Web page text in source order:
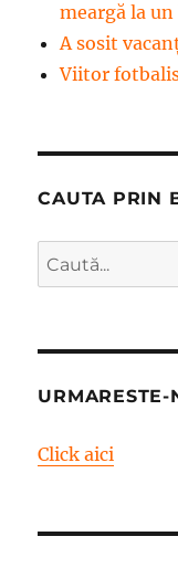
meargă la
A sosit
Viitor
CAUTA PRIN
Caută
după:
URMARESTE-
Click aici